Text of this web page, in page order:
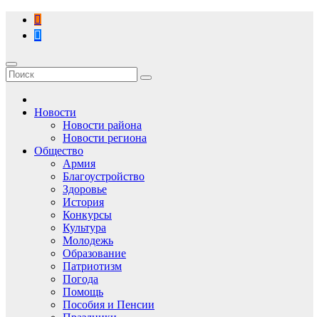
Перейти
содержимому
Новости
Новости района
Новости региона
Общество
Армия
Благоустройство
Здоровье
История
Конкурсы
Культура
Молодежь
Образование
Патриотизм
Погода
Помощь
Пособия и Пенсии